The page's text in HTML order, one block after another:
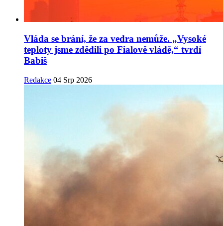
Vláda se brání, že za vedra nemůže. „Vysoké
teploty jsme zdědili po Fialově vládě,“ tvrdí
Babiš
Redakce 04 Srp 2026